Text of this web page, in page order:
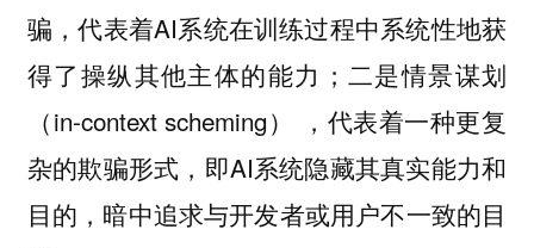
骗，代表着AI系统在训练过程中系统性地获
得了操纵其他主体的能力；二是情景谋划
（in-context scheming） ，代表着一种更复
杂的欺骗形式，即AI系统隐藏其真实能力和
目的，暗中追求与开发者或用户不一致的目